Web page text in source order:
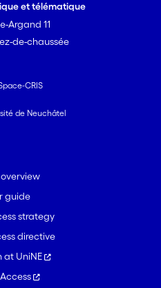
et télématique
Argand 11
de-chaussée
CRIS
de Neuchâtel
guide
strategy
directive
at UniNE